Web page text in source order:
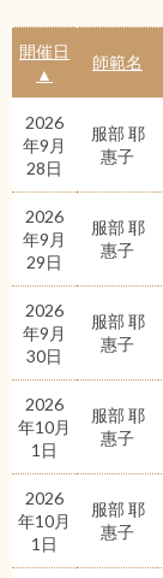
開催日
▲
師範名
2026
年9月
28日
服部 耶
惠子
2026
年9月
29日
服部 耶
惠子
2026
年9月
30日
服部 耶
惠子
2026
年10月
1日
服部 耶
惠子
2026
年10月
1日
服部 耶
惠子